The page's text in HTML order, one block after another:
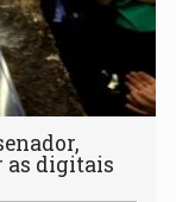
as digitais